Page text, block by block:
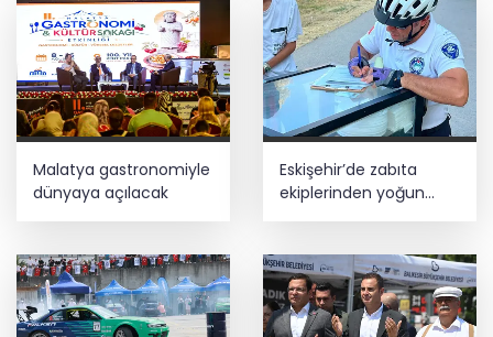
Malatya gastronomiyle
dünyaya açılacak
Eskişehir’de zabıta
ekiplerinden yoğun
denetim